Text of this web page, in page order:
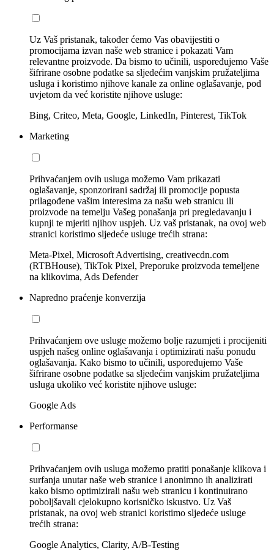
Uz Vaš pristanak, također ćemo Vas obavijestiti o
promocijama izvan naše web stranice i pokazati Vam
relevantne proizvode. Da bismo to učinili, uspoređujemo Vaše
šifrirane osobne podatke sa sljedećim vanjskim pružateljima
usluga i koristimo njihove kanale za online oglašavanje, pod
uvjetom da već koristite njihove usluge:
Bing, Criteo, Meta, Google, LinkedIn, Pinterest, TikTok
Marketing
Prihvaćanjem ovih usluga možemo Vam prikazati
oglašavanje, sponzorirani sadržaj ili promocije popusta
prilagođene vašim interesima za našu web stranicu ili
proizvode na temelju Vašeg ponašanja pri pregledavanju i
kupnji te mjeriti njihov uspjeh. Uz vaš pristanak, na ovoj web
stranici koristimo sljedeće usluge trećih strana:
Meta-Pixel, Microsoft Advertising, creativecdn.com
(RTBHouse), TikTok Pixel, Preporuke proizvoda temeljene
na klikovima, Ads Defender
Napredno praćenje konverzija
Prihvaćanjem ove usluge možemo bolje razumjeti i procijeniti
uspjeh našeg online oglašavanja i optimizirati našu ponudu
oglašavanja. Kako bismo to učinili, uspoređujemo Vaše
šifrirane osobne podatke sa sljedećim vanjskim pružateljima
usluga ukoliko već koristite njihove usluge:
Google Ads
Performanse
Prihvaćanjem ovih usluga možemo pratiti ponašanje klikova i
surfanja unutar naše web stranice i anonimno ih analizirati
kako bismo optimizirali našu web stranicu i kontinuirano
poboljšavali cjelokupno korisničko iskustvo. Uz Vaš
pristanak, na ovoj web stranici koristimo sljedeće usluge
trećih strana:
Google Analytics, Clarity, A/B-Testing